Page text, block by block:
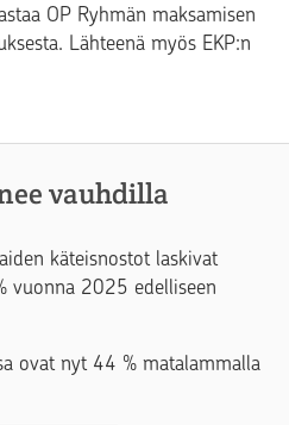
OP Ryhmän maksamisen
Lähteenä myös EKP:n
vauhdilla
käteisnostot laskivat
vuonna 2025 edelliseen
ovat nyt 44 % matalammalla